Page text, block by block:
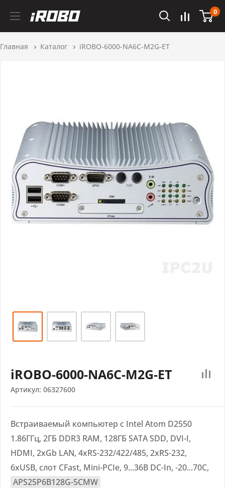
0
Главная Каталог iROBO-6000-NA6C-M2G-ET
iROBO-6000-NA6C-M2G-ET
Артикул: 06327600
Встраиваемый компьютер с Intel Atom D2550
1.86ГГц, 2ГБ DDR3 RAM, 128ГБ SATA SDD, DVI-I,
HDMI, 2xGb LAN, 4xRS-232/422/485, 2xRS-232,
6xUSB, слот CFast, Mini-PCIe, 9...36B DC-In, -20...70С,
APS25P6B128G-5CMW